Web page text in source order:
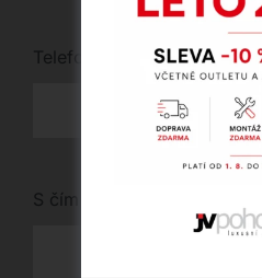
Telefon
S čím vám můžeme pomoci?